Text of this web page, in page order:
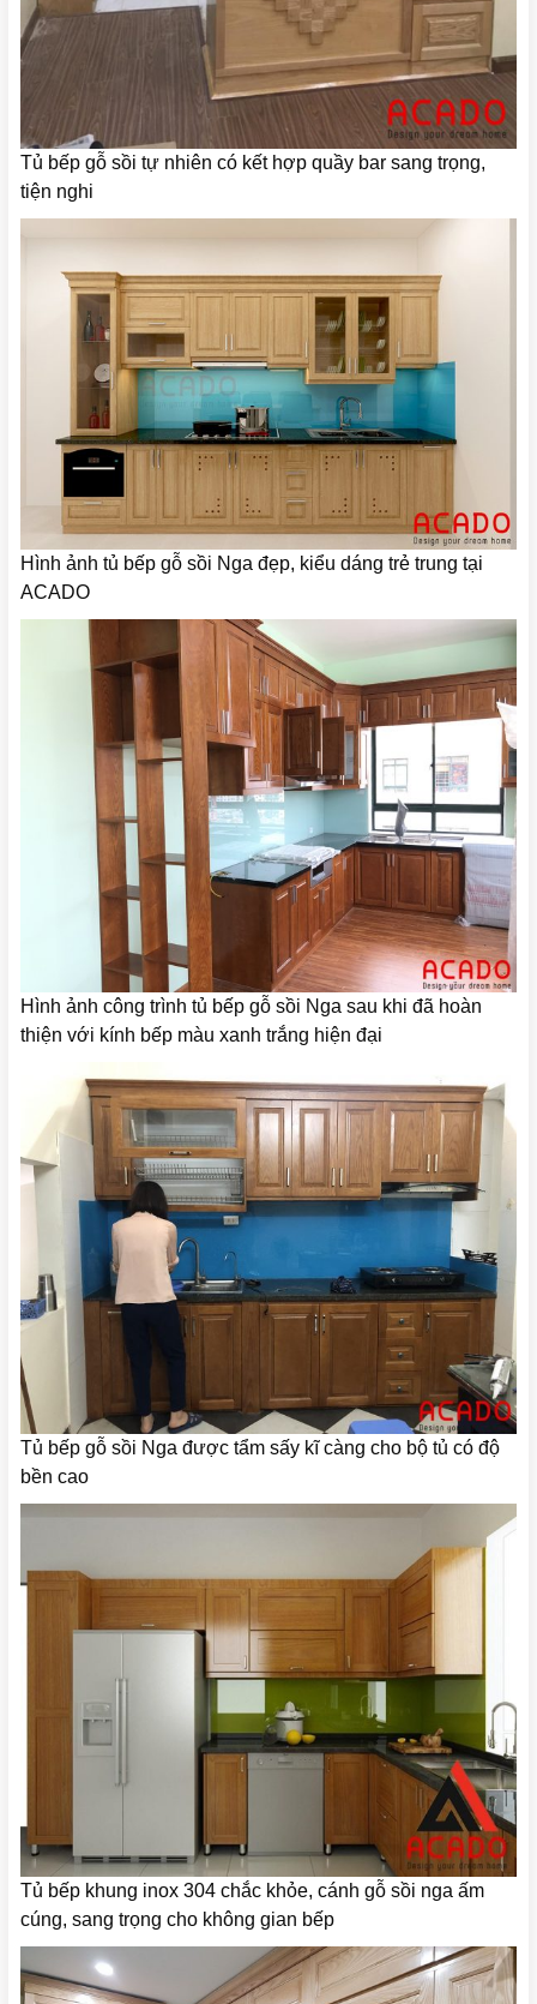
Tủ bếp gỗ sồi tự nhiên có kết hợp quầy bar sang trọng,
tiện nghi
Hình ảnh tủ bếp gỗ sồi Nga đẹp, kiểu dáng trẻ trung tại
ACADO
Hình ảnh công trình tủ bếp gỗ sồi Nga sau khi đã hoàn
thiện với kính bếp màu xanh trắng hiện đại
Tủ bếp gỗ sồi Nga được tẩm sấy kĩ càng cho bộ tủ có độ
bền cao
Tủ bếp khung inox 304 chắc khỏe, cánh gỗ sồi nga ấm
cúng, sang trọng cho không gian bếp